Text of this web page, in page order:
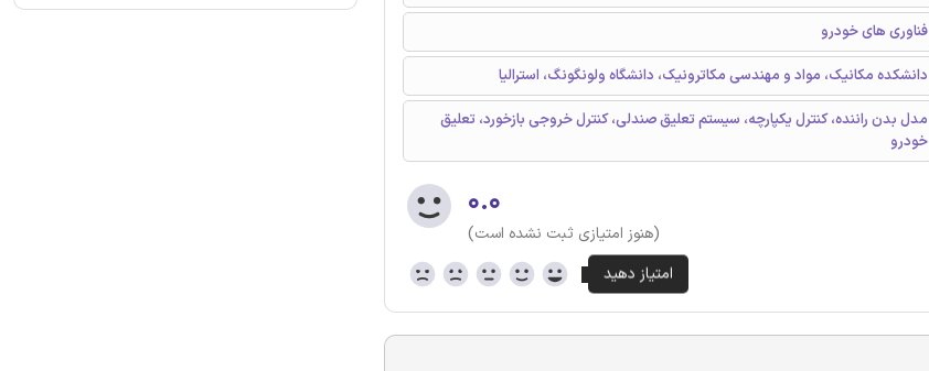
فناوری های خودرو
دانشکده مکانیک، مواد و مهندسی مکاترونیک، دانشگاه ولونگونگ، استرالیا
مدل بدن راننده، کنترل یکپارچه، سیستم تعلیق صندلی، کنترل خروجی بازخورد، تعلیق
خودرو
۰.۰
(هنوز امتیازی ثبت نشده است)